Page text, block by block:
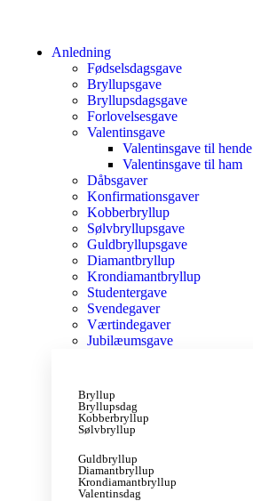
Anledning
Fødselsdagsgave
Bryllupsgave
Bryllupsdagsgave
Forlovelsesgave
Valentinsgave
Valentinsgave til hende
Valentinsgave til ham
Dåbsgaver
Konfirmationsgaver
Kobberbryllup
Sølvbryllupsgave
Guldbryllupsgave
Diamantbryllup
Krondiamantbryllup
Studentergave
Svendegaver
Værtindegaver
Jubilæumsgave
Bryllup
Bryllupsdag
Kobberbryllup
Sølvbryllup
Guldbryllup
Diamantbryllup
Krondiamantbryllup
Valentinsdag